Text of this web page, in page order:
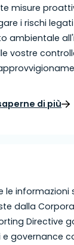
misure
i rischi
ambientale
vostre
di più
le informazioni
dalla
Directive
governance